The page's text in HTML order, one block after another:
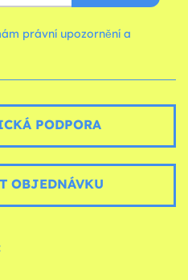
právní upozornění a
PODPORA
OBJEDNÁVKU